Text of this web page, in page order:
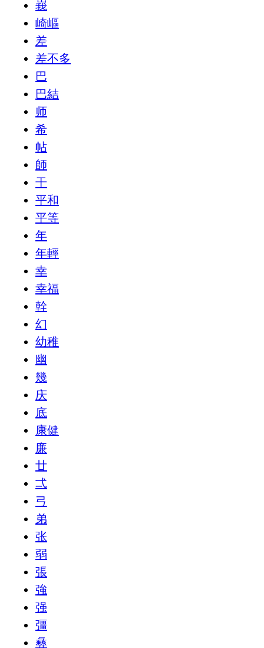
峩
崎嶇
差
差不多
巴
巴結
师
希
帖
師
干
平和
平等
年
年輕
幸
幸福
幹
幻
幼稚
幽
幾
庆
底
康健
廉
廿
弌
弓
弟
张
弱
張
強
强
彊
彝